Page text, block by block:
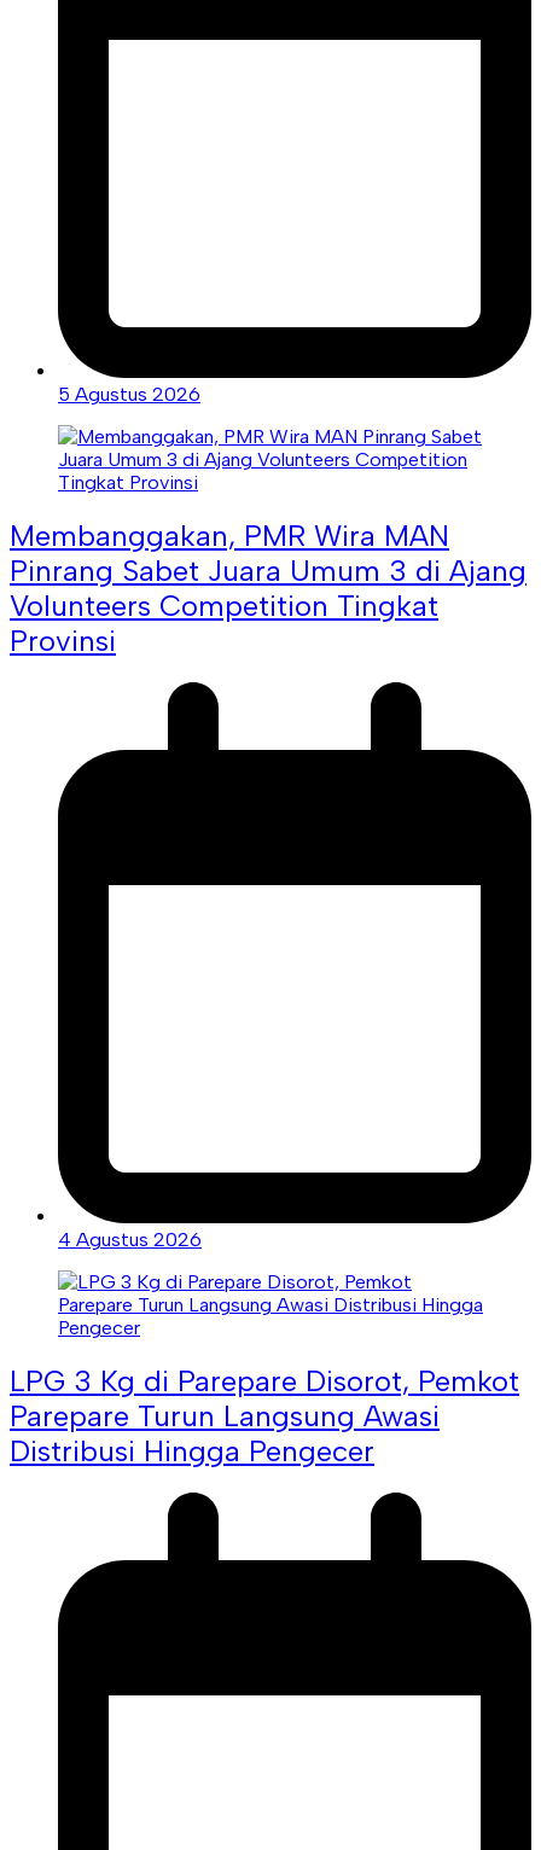
5 Agustus 2026
Membanggakan, PMR Wira MAN
Pinrang Sabet Juara Umum 3 di Ajang
Volunteers Competition Tingkat
Provinsi
4 Agustus 2026
LPG 3 Kg di Parepare Disorot, Pemkot
Parepare Turun Langsung Awasi
Distribusi Hingga Pengecer